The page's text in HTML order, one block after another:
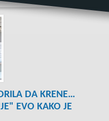
DA KRENE…
EVO KAKO JE